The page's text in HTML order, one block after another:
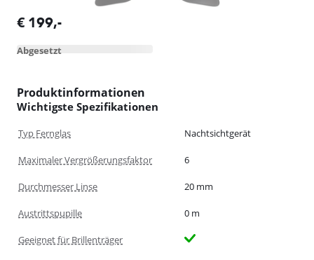
€ 199,-
Abgesetzt
Produktinformationen
Wichtigste Spezifikationen
Typ Fernglas Nachtsichtgerät
Maximaler Vergrößerungsfaktor 6
Durchmesser Linse 20 mm
Austrittspupille 0 m
Geeignet für Brillenträger